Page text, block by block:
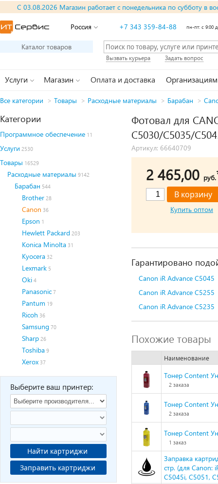
С 03.08.2026 Магазин работает с понедельника по субботу в
Россия +7 343 359-84-88 пн-пт: с 9:00
Каталог товаров
Вызвать курьера Задать вопрос
Услуги Магазин Оплата и доставка Организациям
Все категории > Товары > Расходные материалы > Барабан >
Категории
Программное обеспечение 11
Услуги 2530
Товары 16529
Расходные материалы 9142
Барабан 544
Brother 28
Canon 36
Epson 1
Hewlett Packard 203
Konica Minolta 31
Kyocera 32
Lexmark 5
Oki 4
Panasonic 7
Pantum 19
Ricoh 36
Samsung 70
Sharp 26
Toshiba 9
Xerox 37
Выберите ваш принтер:
Найти картриджи
Заправить картриджи
Фотовал для
C5030/C5035/
Артикул: 66640709
2 465,00 руб.
Купить оптом
Гарантировано
Canon iR Advance C5045
Canon iR Advance C5255
Canon iR Advance C5235
Похожие товары
Наименование
Тонер Content
2 заказа
Тонер Content
2 заказа
Тонер Content
1 заказ
Заправка
стр. (для Canon:
C5045i, C5051,